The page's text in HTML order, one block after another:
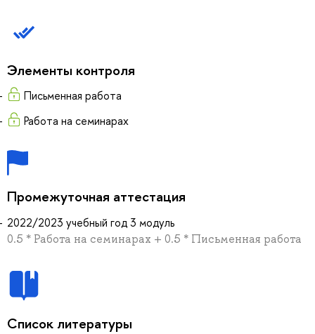
Элементы контроля
Письменная работа
Работа на семинарах
Промежуточная аттестация
2022/2023 учебный год 3 модуль
0.5 * Работа на семинарах + 0.5 * Письменная работа
Список литературы